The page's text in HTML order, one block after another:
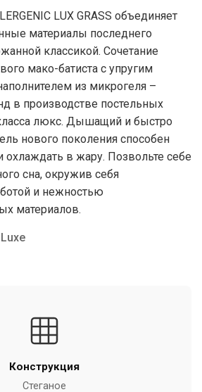
LUX GRASS объединяет
материалы последнего
классикой. Сочетание
мако-батиста с упругим
из микрогеля –
в производстве постельных
люкс. Дышащий и быстро
нового поколения способен
охлаждать в жару. Позвольте себе
сна, окружив себя
и нежностью
материалов.
Конструкция
Стеганое